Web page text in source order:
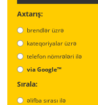
Axtarış:
brendlər üzrə
kateqoriyalar üzrə
telefon nömrələri ilə
via Google™
Sırala:
əlifba sırası ilə